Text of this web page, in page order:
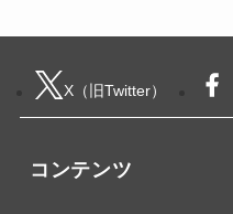
X（旧Twitter）
コンテンツ